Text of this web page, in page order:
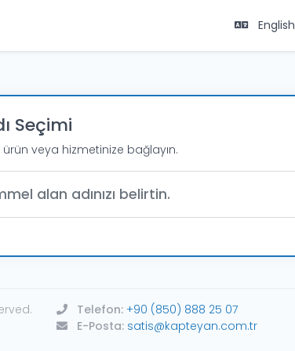
English
Seçimi
ürün veya hizmetinize bağlayın.
Telefon: +90 (850) 888 25 07
E-Posta: satis@kapteyan.com.tr